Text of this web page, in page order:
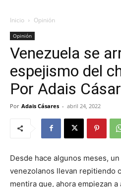
Inicio Opinión
Opinión
Venezuela se
espejismo del
Por Adais
Por Adais Cásares - abril 24, 2022
Desde hace algunos meses,
venezolanos llevan repitiendo
mentira que, ahora empiezan